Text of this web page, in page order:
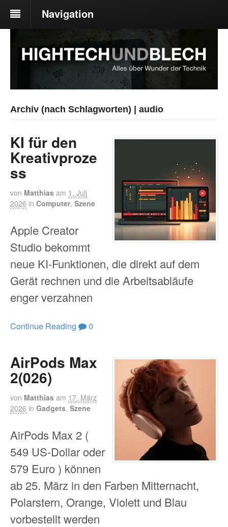
Navigation
Archiv (nach Schlagworten) | audio
KI für den
Kreativproze
ss
von Matthias am 1. Juli
2026 in Computer, Szene
Apple Creator
Studio bekommt
neue KI-Funktionen, die direkt auf dem
Gerät rechnen und die Arbeitsabläufe
enger verzahnen
Continue Reading 0
AirPods Max
2(026)
von Matthias am 17. März
2026 in Gadgets, Szene
AirPods Max 2 (
549 US-Dollar oder
579 Euro ) können
ab 25. März in den Farben Mitternacht,
Polarstern, Orange, Violett und Blau
vorbestellt werden